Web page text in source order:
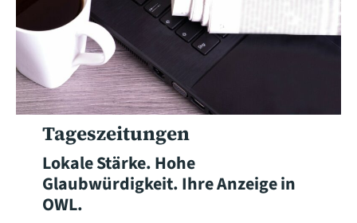
Tageszeitungen
Lokale Stärke. Hohe
Glaubwürdigkeit. Ihre Anzeige in
OWL.